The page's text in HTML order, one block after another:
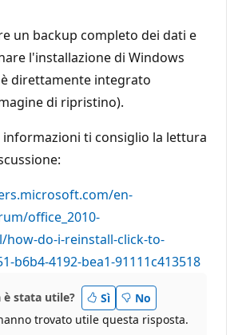
un backup completo dei dati e
l'installazione di Windows
direttamente integrato
di ripristino).
ti consiglio la lettura
en-
office_2010-
how-do-i-reinstall-click-to-
b6b4-4192-bea1-91111c413518
è stata utile? Sì
No
trovato utile questa risposta.